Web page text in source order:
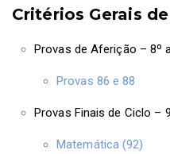
Critérios Gerais
Provas de Aferição – 8º
Provas 86 e 88
Provas Finais de Ciclo –
Matemática (92)